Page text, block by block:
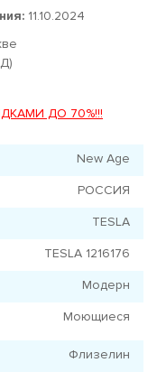
11.10.2024
ДО 70%!!!
New Age
РОССИЯ
TESLA
TESLA 1216176
Модерн
Моющиеся
Флизелин